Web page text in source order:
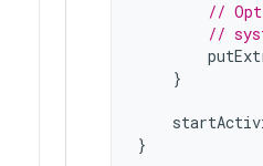
//
//
}
}